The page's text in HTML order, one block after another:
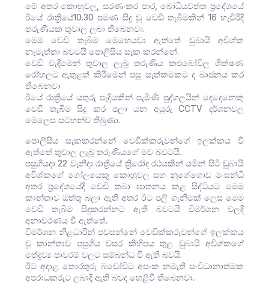
මේ අතර කොහුවල, සරණංකර පාර, බෝධියවත්ත ප්‍රදේශයේ
ඊයේ රාත්‍රියේ10.30 පමණ සිදු වූ වෙඩි තැබීමකින් 16 හැවිරිදි
තරුණියක තුවාල ලබා තිබෙනවා.
මෙම වෙඩි තැබීම මෙහෙයවා ඇත්තේ ඩුබායි අවිශ්ක
නැමැත්තා බවටයි පොලිසිය සැක කරන්නේ.
වෙඩි වැදීමෙන් තුවාල ලැබූ තරුණිය කළුබෝවිල ශික්ෂණ
රෝහලට ඇතුළත් කිරිමෙන් පසු සැත්කමකට ද බාජනය කර
තිබෙනවා
ඊයේ රාත්‍රියේ යතුරු පැදියකින් පැමිණි පුද්ගලයින් දෙදෙනෙකු
වෙඩි තැබීම සිදු කර පලා යන අයුරු CCTV දර්ශනවල
මෙලෙස සටහන්ව තිබුණා.
පොලිසිය සැකකරන්නේ වෙඩික්කරුවන්ගේ ඉලක්කය වී
ඇත්තේ තුවාල ලැබූ තරුණියගේ මව බවටයි.
පසුගියදා 22 වැනිදා රාත්‍රියේ ත්‍රිරෝද රථයකින් යමින් සිටි ඩුබායි
අවිශ්කගේ ගෝලයෙකු කොහුවල සහ නුගේගොඩ මංසන්ධි
අතර ප්‍රදේශයේදී වෙඩි තබා ඝාතනය කළ සිද්ධියට මෙම
කාන්තාව ඔත්තු බලා ඇති අතර ඊට පලි ගැනීමක් ලෙස මෙම
වෙඩි තැබීම සිදුකරන්නට ඇති බවටයි විමර්ශන වලදි
අනාවරණය වී ඇත්තේ.
විමර්ශන නිළධාරින් පවසන්නේ වෙඩික්කරුවන්ගේ ඉලක්කය
වූ කාන්තාව පසුගිය වසර කිහිපය තුළ ඩුබායි අවිශ්කගේ
මත්ද්‍රව්‍ය ජාවරම් වලට සම්බන්ධ වී ඇති බවයි.
ඊට අදාළ තොරතුරු බඩෝවිට අසංක නමැති සංවිධානාත්මක
අපරාධකරුට ලබාදී ඇති බවද හෙළිවී තිබෙනවා.